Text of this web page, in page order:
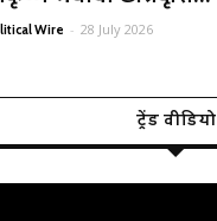
Wire - 28 July 2026
ट्रेंड वीडियो